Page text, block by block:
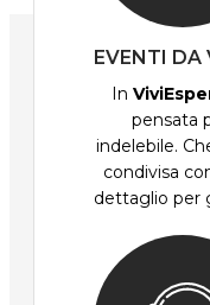
EVENTI DA
In
pensata
indelebile.
condivisa
dettaglio per